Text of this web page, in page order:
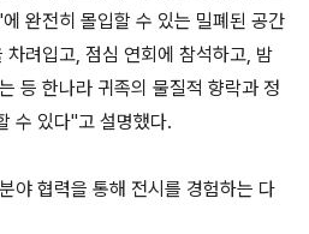
완전히 몰입할 수 있는 밀폐된 공간
차려입고, 점심 연회에 참석하고, 밤
등 한나라 귀족의 물질적 향락과 정
수 있다"고 설명했다.
야 협력을 통해 전시를 경험하는 다